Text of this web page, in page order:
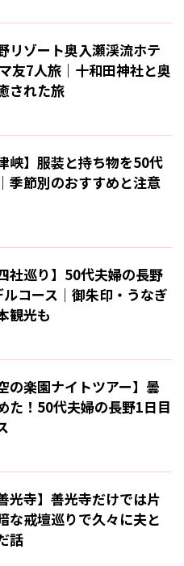
リゾート奥入瀬渓流ホテ
友7人旅｜十和田神社と奥
された旅
峡】服装と持ち物を50代
季節別のおすすめと注意
社巡り】50代夫婦の長野
コース｜御朱印・うなぎ
観光も
の楽園ナイトツアー】曇
た！50代夫婦の長野1日目
光寺】善光寺だけでは片
な戒壇巡りで久々に夫と
話